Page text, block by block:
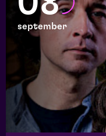
september